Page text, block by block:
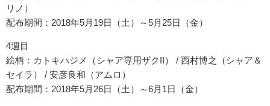
リノ）
配布期間：2018年5月19日（土）～5月25日（金）
4週目
絵柄：カトキハジメ（シャア専用ザクII） / 西村博之（シャア＆
セイラ） / 安彦良和（アムロ）
配布期間：2018年5月26日（土）～6月1日（金）